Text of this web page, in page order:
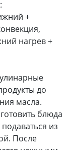
+
нагрев +
до
масла.
блюда
из
После